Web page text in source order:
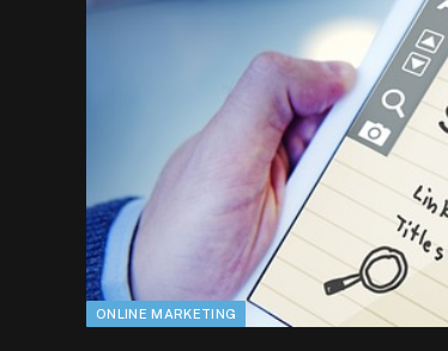
ONLINE MARKETING